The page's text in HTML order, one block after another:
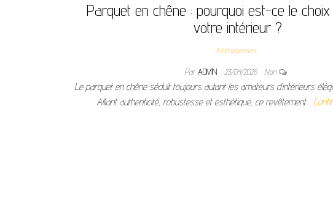
Parquet en chêne : pourquoi est-ce le
votre intérieur ?
Aménagement
ParADMIN 23/04/2026 Non
Le parquet en chêne séduit toujours autant les amateurs d’intérieurs
Alliant authenticité, robustesse et esthétique, ce revêtement…